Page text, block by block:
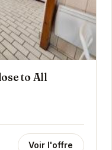
to All
Voir l'offre